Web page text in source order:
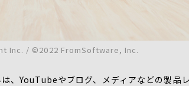
Inc. / ©2022 FromSoftware, Inc.
、YouTubeやブログ、メディアなどの製品